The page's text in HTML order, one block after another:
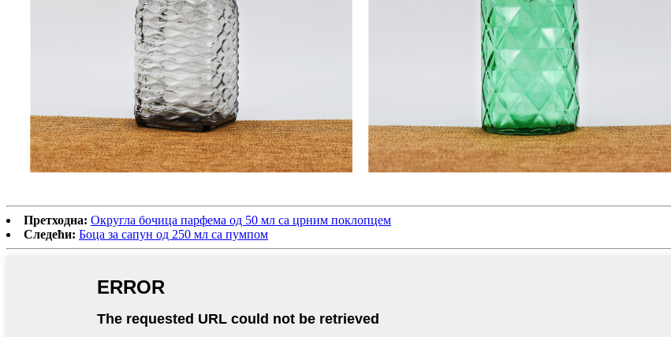
Претходна: Округла бочица парфема од 50 мл са црним поклопцем
Следећи: Боца за сапун од 250 мл са пумпом